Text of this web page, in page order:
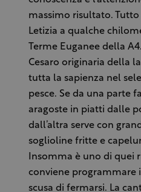
massimo risultato.
Letizia a qualche
Terme Euganee della
Cesaro originaria della
tutta la sapienza nel
pesce. Se da una parte
aragoste in piatti dalle
dall’altra serve con
soglioline fritte e
Insomma è uno di quei
conviene programmare
scusa di fermarsi. La